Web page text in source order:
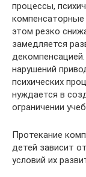
процессы,
этом резко
замедляется
нарушений
психических
нуждается в
ограничении
Протекание
детей зависит
условий их